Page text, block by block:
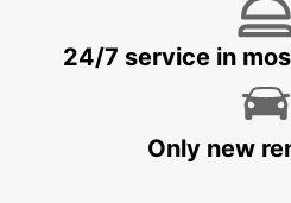
RAVENNA
24/7 service in
Only new